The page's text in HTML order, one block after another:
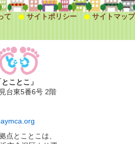
て サイトポリシー サイトマップ
ことこ」
台東5番6号 2階
点とことこは、